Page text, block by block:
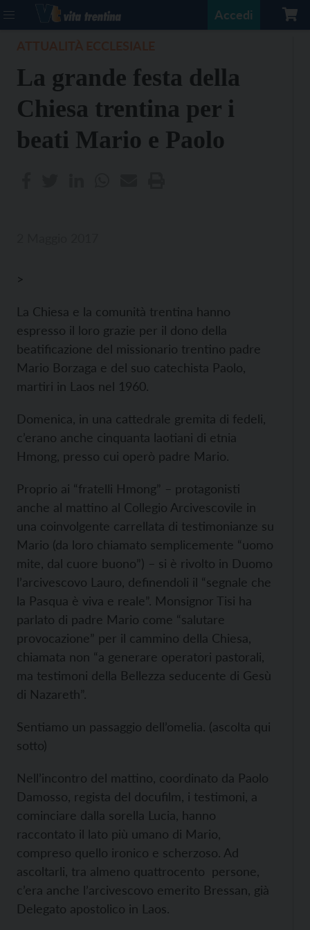
Accedi
La grande festa della
Chiesa trentina per i
beati Mario e Paolo
>
La Chiesa e la comunità trentina hanno
espresso il loro grazie per il dono della
beatificazione del missionario trentino padre
Mario Borzaga e del suo catechista Paolo,
martiri in Laos nel 1960.
Domenica, in una cattedrale gremita di fedeli,
c’erano anche cinquanta laotiani di etnia
Hmong, presso cui operò padre Mario.
Proprio ai “fratelli Hmong” – protagonisti
anche al mattino al Collegio Arcivescovile in
una coinvolgente carrellata di testimonianze su
Mario (da loro chiamato semplicemente “uomo
mite, dal cuore buono”) – si è rivolto in Duomo
l’arcivescovo Lauro, definendoli il “segnale che
la Pasqua è viva e reale”. Monsignor Tisi ha
parlato di padre Mario come “salutare
provocazione” per il cammino della Chiesa,
chiamata non “a generare operatori pastorali,
ma testimoni della Bellezza seducente di Gesù
di Nazareth”.
Sentiamo un passaggio dell’omelia. (ascolta qui
sotto)
Nell’incontro del mattino, coordinato da Paolo
Damosso, regista del docufilm, i testimoni, a
cominciare dalla sorella Lucia, hanno
raccontato il lato più umano di Mario,
compreso quello ironico e scherzoso. Ad
ascoltarli, tra almeno quattrocento persone,
c’era anche l’arcivescovo emerito Bressan, già
Delegato apostolico in Laos.